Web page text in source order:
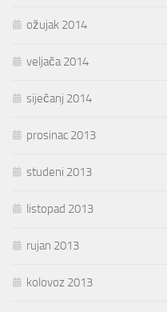
ožujak 2014
veljača 2014
siječanj 2014
prosinac 2013
studeni 2013
listopad 2013
rujan 2013
kolovoz 2013